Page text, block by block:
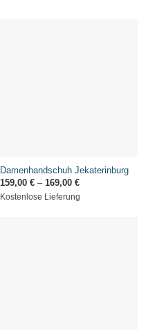
Damenhandschuh Jekaterinburg
159,00 €– 169,00 €
Kostenlose Lieferung